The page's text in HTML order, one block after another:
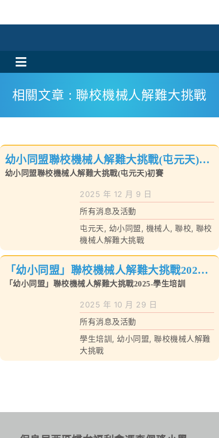
Toggle
Navigation
活動消息
校風及學生支援
聯絡我們
相關文章 : 聯校機械人解難大挑戰
幼小同盟聯校機械人解難大挑戰(屯元天)初
賽
幼小同盟聯校機械人解難大挑戰(屯元天)初賽
2025 年 12 月 9 日
所有消息及活動
屯元天, 幼小同盟, 機械人,聯校,聯校
機械人解難大挑戰
「幼小同盟」聯校機械人解難大挑戰2025-
學生培訓
「幼小同盟」聯校機械人解難大挑戰2025-學生培訓
2025 年 10 月 29 日
所有消息及活動
學生培訓, 幼小同盟,聯校機械人解難
大挑戰